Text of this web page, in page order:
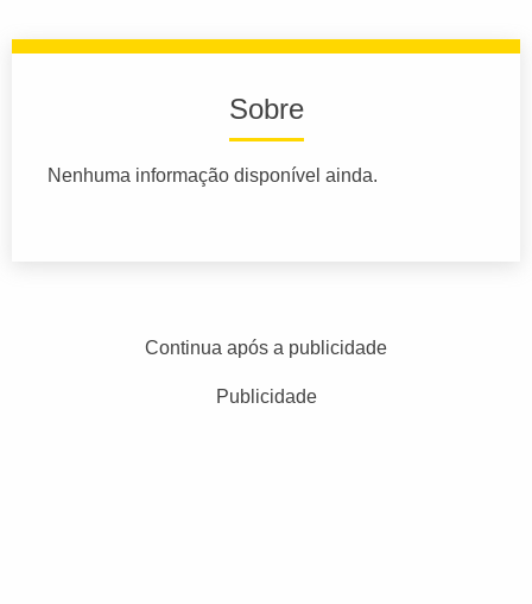
Sobre
Nenhuma informação disponível ainda.
Continua após a publicidade
Publicidade